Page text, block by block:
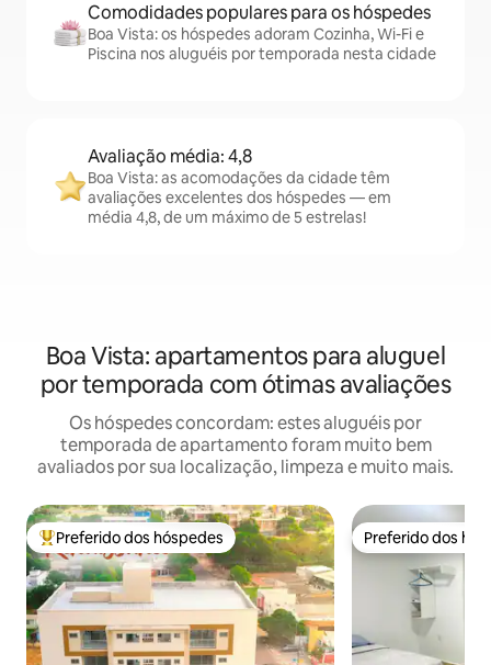
Comodidades populares para os hóspedes
Boa Vista: os hóspedes adoram Cozinha, Wi-Fi e
Piscina nos aluguéis por temporada nesta cidade
Avaliação média: 4,8
Boa Vista: as acomodações da cidade têm
avaliações excelentes dos hóspedes — em
média 4,8, de um máximo de 5 estrelas!
Boa Vista: apartamentos para aluguel
por temporada com ótimas avaliações
Os hóspedes concordam: estes aluguéis por
temporada de apartamento foram muito bem
avaliados por sua localização, limpeza e muito mais.
Entre os melhores preferidos dos hóspedes
Preferido dos hóspedes Preferido dos
Preferido dos